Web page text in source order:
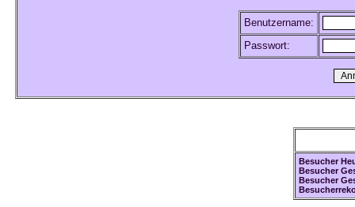
Benutzername:
Passwort:
Besucher
Besucher
Besucher